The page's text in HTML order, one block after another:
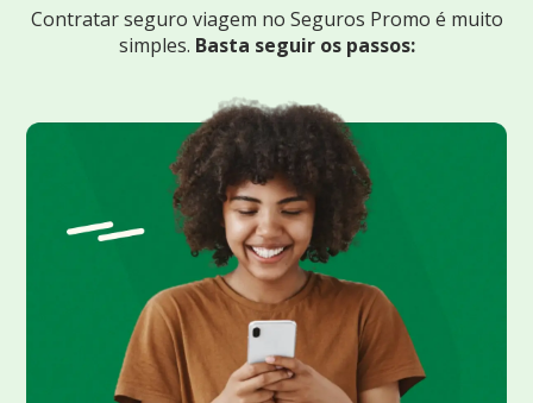
Contratar seguro viagem no Seguros Promo é muito
simples. Basta seguir os passos: